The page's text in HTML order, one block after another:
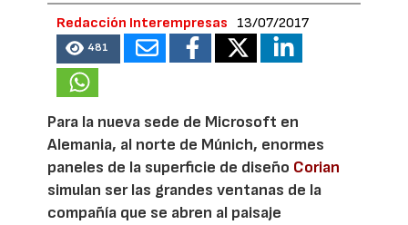
Redacción Interempresas 13/07/2017
481
Para la nueva sede de Microsoft en
Alemania, al norte de Múnich, enormes
paneles de la superficie de diseño Corian
simulan ser las grandes ventanas de la
compañía que se abren al paisaje